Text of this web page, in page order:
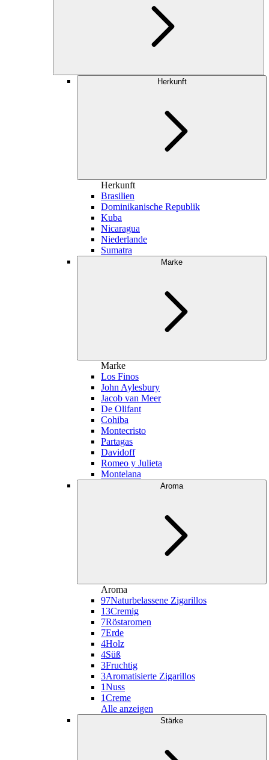
Herkunft
Herkunft
Brasilien
Dominikanische Republik
Kuba
Nicaragua
Niederlande
Sumatra
Marke
Marke
Los Finos
John Aylesbury
Jacob van Meer
De Olifant
Cohiba
Montecristo
Partagas
Davidoff
Romeo y Julieta
Montelana
Aroma
Aroma
97Naturbelassene Zigarillos
13Cremig
7Röstaromen
7Erde
4Holz
4Süß
3Fruchtig
3Aromatisierte Zigarillos
1Nuss
1Creme
Alle anzeigen
Stärke